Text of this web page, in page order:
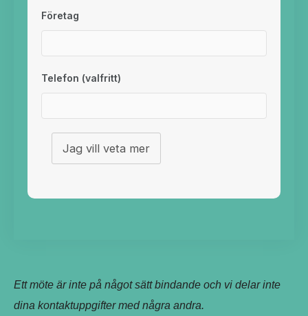
Företag
Telefon (valfritt)
Jag vill veta mer
Ett möte är inte på något sätt bindande och vi delar inte
dina kontaktuppgifter med några andra.